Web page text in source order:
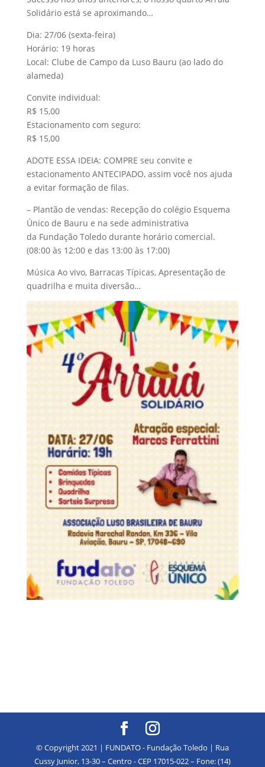
Solidário está se aproximando…
Dia: 27/06 (sexta-feira)
Horário: 19 horas
Local: Clube de Campo da Luso Bauru (ao lado do
alameda)
Convite individual:
R$ 15,00
Estacionamento com seguro:
R$ 15,00
ADOTE ESSA IDEIA: COMPRE seu convite e
estacionamento ANTECIPADO, assim você nos ajuda
a evitar formação de filas.
– Plantão de vendas: Recepção do colégio Esquema
Único de Bauru e na sede administrativa
da Fundação Toledo durante horário comercial.
(08:00 às 12:00 e das 13:00 às 17:00)
Música Ao vivo, Barracas Típicas, Apresentação de
quadrilha e muita diversão…
© Copyright 2021 | FUNDATO - Fundação Toledo | Rua
Cussy Junior, 13-30 – Centro - CEP 17015-022 – Fone: (14)